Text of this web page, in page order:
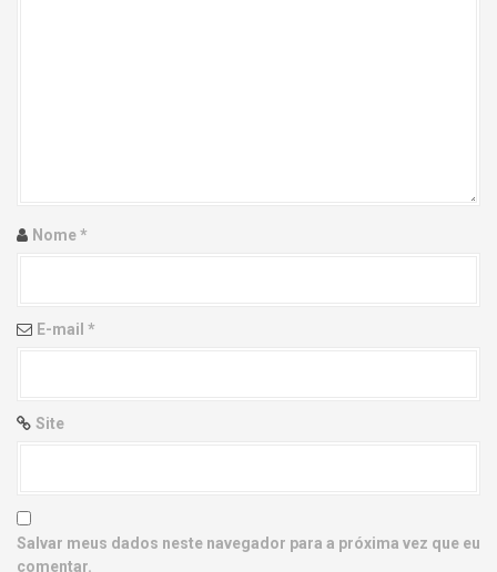
i
n
Nome*
E-mail *
Site
Salvar meus dados neste navegador para a próxima vez que eu
comentar.